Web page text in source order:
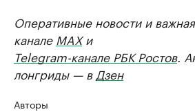
Оперативные новости и
канале MAXи
Telegram-канале РБК Ростов.
лонгриды — в Дзен
Авторы